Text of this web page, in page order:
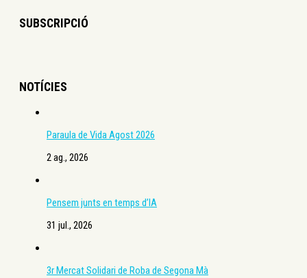
SUBSCRIPCIÓ
NOTÍCIES
Paraula de Vida Agost 2026
2 ag., 2026
Pensem junts en temps d’IA
31 jul., 2026
3r Mercat Solidari de Roba de Segona Mà